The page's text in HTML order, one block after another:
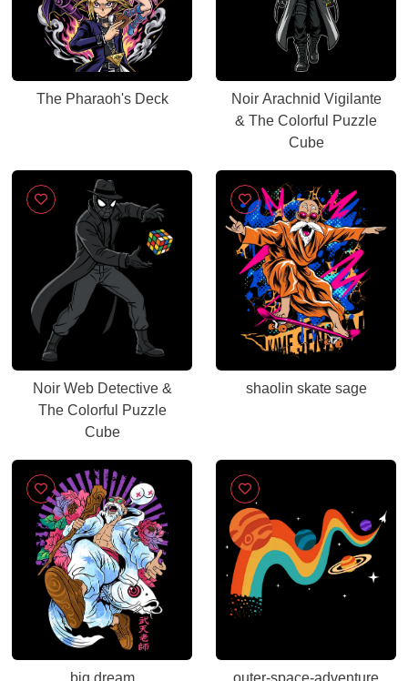
The Pharaoh's Deck
Noir Arachnid Vigilante
& The Colorful Puzzle
Cube
Noir Web Detective &
The Colorful Puzzle
Cube
shaolin skate sage
big dream outer-space-adventure